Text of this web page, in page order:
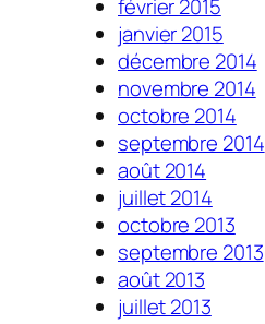
février 2015
janvier 2015
décembre 2014
novembre 2014
octobre 2014
septembre 2014
août 2014
juillet 2014
octobre 2013
septembre 2013
août 2013
juillet 2013